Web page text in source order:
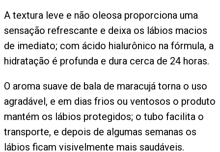
A textura leve e não oleosa proporciona uma
sensação refrescante e deixa os lábios macios
de imediato; com ácido hialurônico na fórmula, a
hidratação é profunda e dura cerca de 24 horas.
O aroma suave de bala de maracujá torna o uso
agradável, e em dias frios ou ventosos o produto
mantém os lábios protegidos; o tubo facilita o
transporte, e depois de algumas semanas os
lábios ficam visivelmente mais saudáveis.